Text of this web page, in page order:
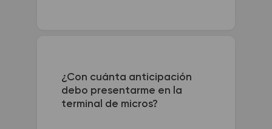
¿Con cuánta anticipación
debo presentarme en la
terminal de micros?